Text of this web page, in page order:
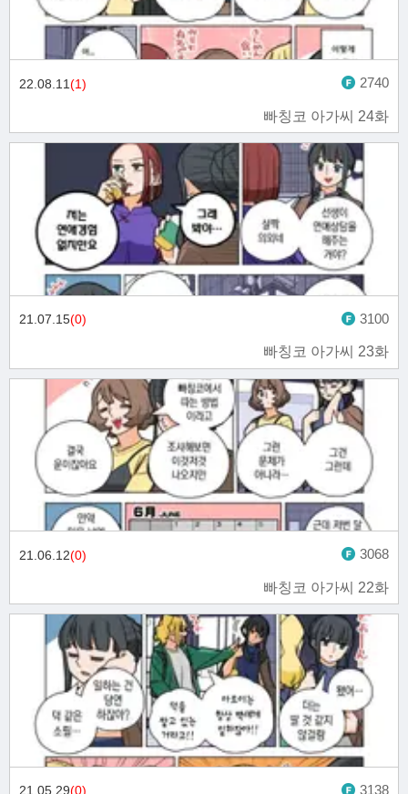
빠칭코 아가씨 24화
22.08.11(1) 2740
빠칭코 아가씨 23화
21.07.15(0) 3100
빠칭코 아가씨 22화
21.06.12(0) 3068
21.05.29(0) 3138